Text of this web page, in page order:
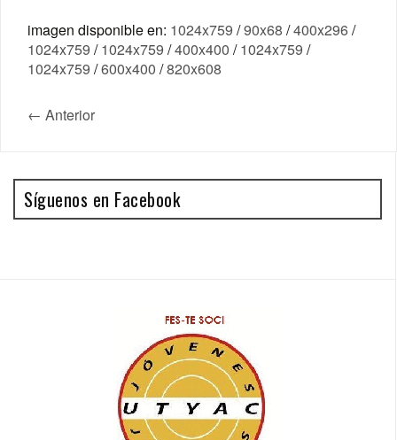
imagen disponible en: 1024x759 /90x68 /400x296/
1024x759 /1024x759 /400x400 /1024x759 /
1024x759 /600x400 /820x608
← Anterior
Síguenos en Facebook